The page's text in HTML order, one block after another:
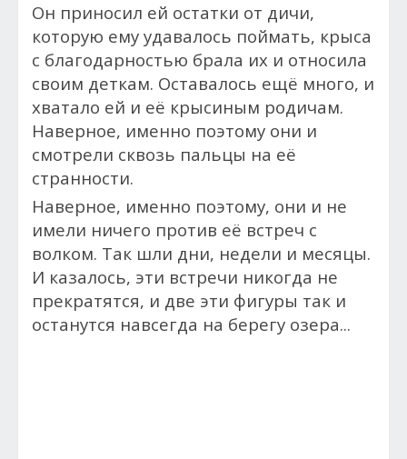
Он приносил ей остатки от дичи,
которую ему удавалось поймать, крыса
с благодарностью брала их и относила
своим деткам. Оставалось ещё много, и
хватало ей и её крысиным родичам.
Наверное, именно поэтому они и
смотрели сквозь пальцы на её
странности.
Наверное, именно поэтому, они и не
имели ничего против её встреч с
волком. Так шли дни, недели и месяцы.
И казалось, эти встречи никогда не
прекратятся, и две эти фигуры так и
останутся навсегда на берегу озера...